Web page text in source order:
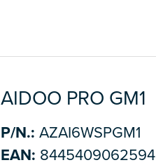
AIDOO PRO GM1
P/N.: AZAI6WSPGM1
EAN: 8445409062594